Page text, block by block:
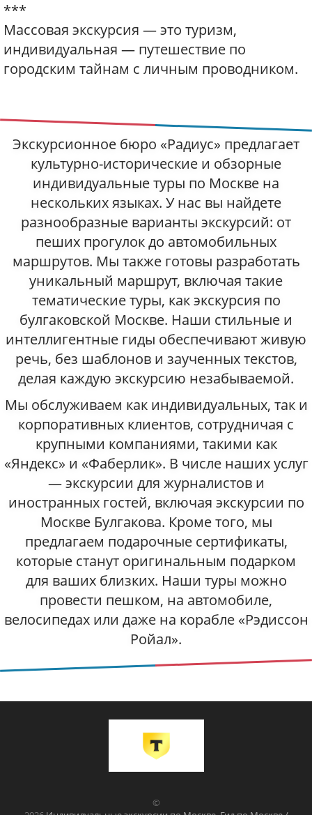
***
Массовая экскурсия — это туризм,
индивидуальная — путешествие по
городским тайнам с личным проводником.
Экскурсионное бюро «Радиус» предлагает
культурно-исторические и обзорные
индивидуальные туры по Москве на
нескольких языках. У нас вы найдете
разнообразные варианты экскурсий: от
пеших прогулок до автомобильных
маршрутов. Мы также готовы разработать
уникальный маршрут, включая такие
тематические туры, как экскурсия по
булгаковской Москве. Наши стильные и
интеллигентные гиды обеспечивают живую
речь, без шаблонов и заученных текстов,
делая каждую экскурсию незабываемой.
Мы обслуживаем как индивидуальных, так и
корпоративных клиентов, сотрудничая с
крупными компаниями, такими как
«Яндекс» и «Фаберлик». В числе наших услуг
— экскурсии для журналистов и
иностранных гостей, включая экскурсии по
Москве Булгакова. Кроме того, мы
предлагаем подарочные сертификаты,
которые станут оригинальным подарком
для ваших близких. Наши туры можно
провести пешком, на автомобиле,
велосипедах или даже на корабле «Рэдиссон
Ройал».
©